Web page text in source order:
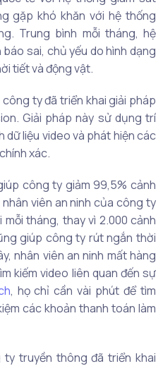
gặp khó khăn với hệ thống
Trung bình mỗi tháng, hệ
sai, chủ yếu do hình dạng
tiết và động vật.
ty đã triển khai giải pháp
Giải pháp này sử dụng trí
dữ liệu video và phát hiện các
xác.
công ty giảm 99,5% cảnh
viên an ninh của công ty
tháng, thay vì 2.000 cảnh
giúp công ty rút ngắn thời
nhân viên an ninh mất hàng
kiếm video liên quan đến sự
, họ chỉ cần vài phút để tìm
các khoản thanh toán làm
ty truyền thông đã triển khai